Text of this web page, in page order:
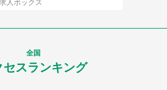
人ボックス
全国
セスランキング